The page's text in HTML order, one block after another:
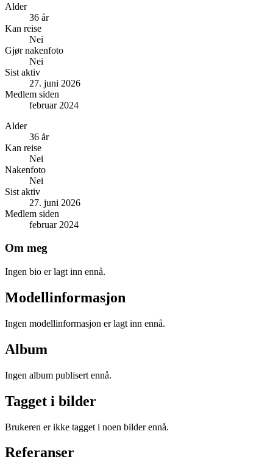
Alder
36 år
Kan reise
Nei
Gjør nakenfoto
Nei
Sist aktiv
27. juni 2026
Medlem siden
februar 2024
Alder
36 år
Kan reise
Nei
Nakenfoto
Nei
Sist aktiv
27. juni 2026
Medlem siden
februar 2024
Om meg
Ingen bio er lagt inn ennå.
Modellinformasjon
Ingen modellinformasjon er lagt inn ennå.
Album
Ingen album publisert ennå.
Tagget i bilder
Brukeren er ikke tagget i noen bilder ennå.
Referanser